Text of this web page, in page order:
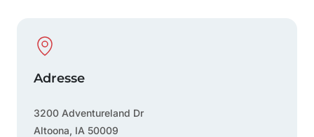
Physical Location
Adresse
3200 Adventureland Dr
Altoona, IA 50009